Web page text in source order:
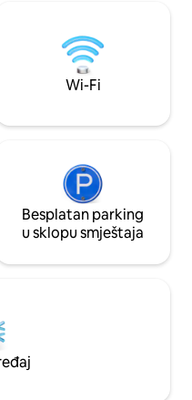
lokacijom,
rijeku i
prostor postavlja
Wi-Fi
Besplatan parking
u sklopu smještaja